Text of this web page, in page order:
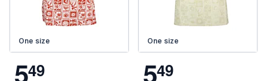
One size
549
One size
549